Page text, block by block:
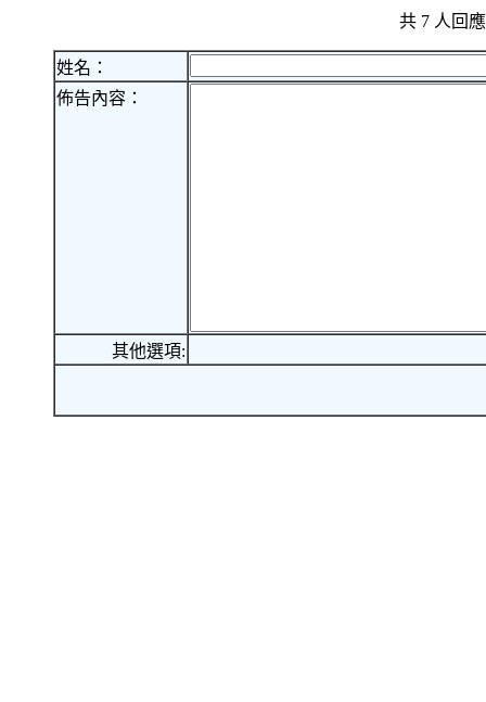
共 7 人回
姓名：
佈告內容：
其他選項: